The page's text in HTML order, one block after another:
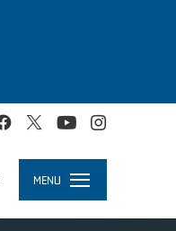
MENU
Toggle
navigation